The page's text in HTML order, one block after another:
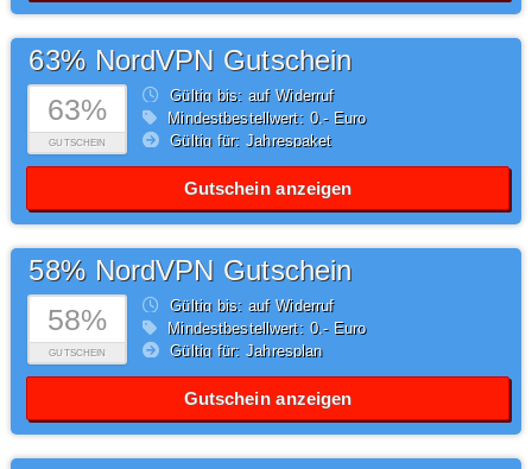
63%
GUTSCHEIN
63% NordVPN Gutschein
Gültig bis: auf Widerruf
Mindestbestellwert: 0,- Euro
Gültig für: Jahrespaket
Gutschein anzeigen
58%
GUTSCHEIN
58% NordVPN Gutschein
Gültig bis: auf Widerruf
Mindestbestellwert: 0,- Euro
Gültig für: Jahresplan
Gutschein anzeigen